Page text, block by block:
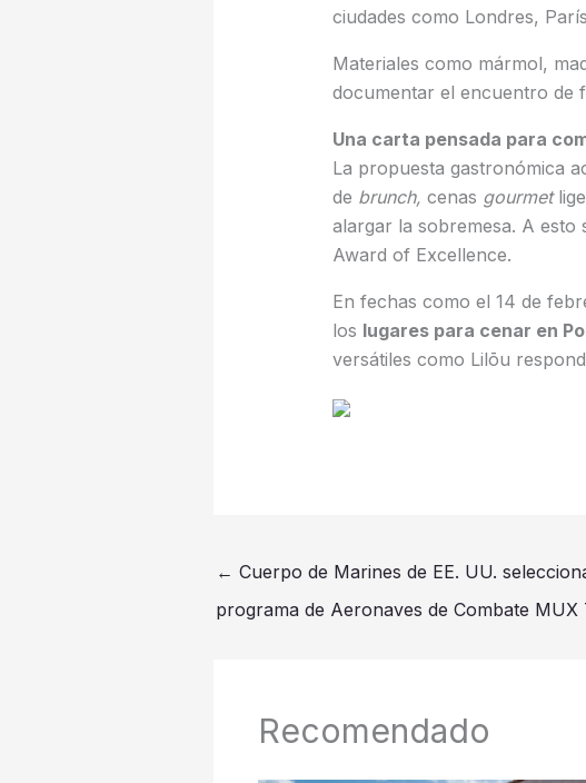
ciudades como Londres,
Materiales como mármol,
documentar el encuentro de
Una carta pensada para
La propuesta gastronómica
de brunch, cenas gourmet
alargar la sobremesa. A
Award of Excellence.
En fechas como el 14 de
los lugares para cenar en
versátiles como Lilōu
← Cuerpo de Marines de EE. UU.
programa de Aeronaves de Combate MUX
Recomendado